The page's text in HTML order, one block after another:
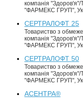
компанія "Здоров'я"/
"ФАРМЕКС ГРУП",
СЕРТРАЛОФТ 25
Товариство з
компанія "Здоров'я"/
"ФАРМЕКС ГРУП",
СЕРТРАЛОФТ 50
Товариство з
компанія "Здоров'я"/
"ФАРМЕКС ГРУП",
АСЕНТРА®